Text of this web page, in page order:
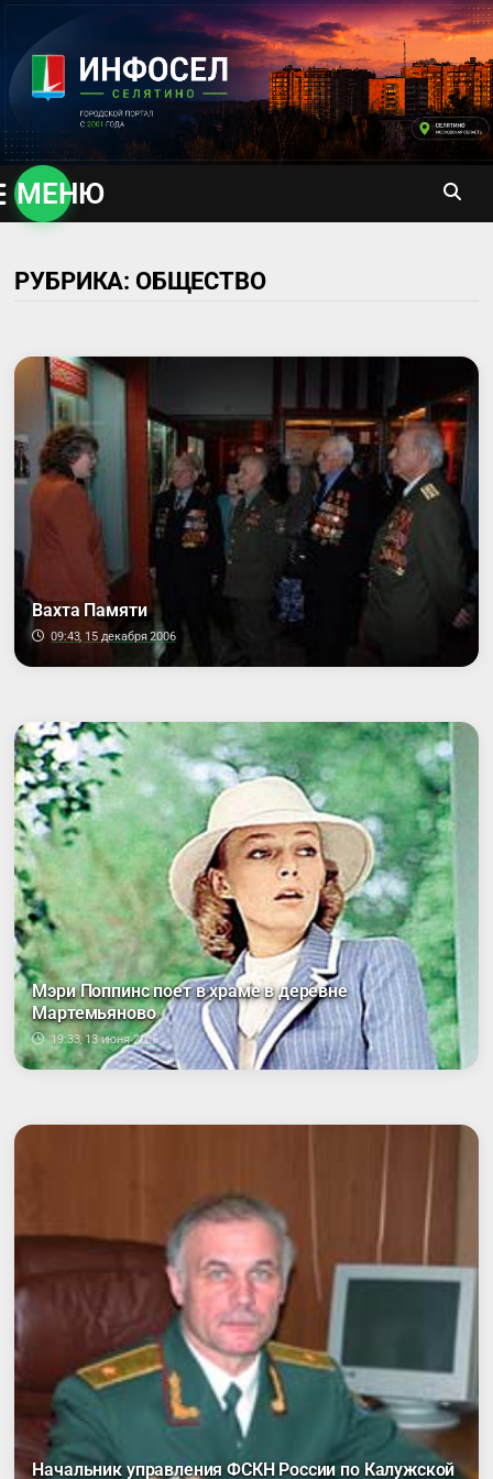
содержимому
МЕНЮ
РУБРИКА: ОБЩЕСТВО
Вахта Памяти
09:43, 15 декабря 2006
Мэри Поппинс поет в храме в деревне
Мартемьяново
19:33, 13 июня 2006
Начальник управления ФСКН России по Калужской